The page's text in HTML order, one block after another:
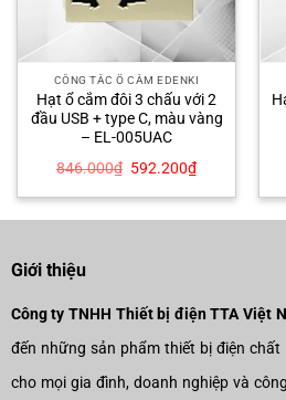
CÔNG TẮC Ổ CẮM EDENKI
Hạt ổ cắm đôi 3 chấu với 2
đầu USB + type C, màu vàng
– EL-005UAC
846.000₫ Giá
là:
592.200₫Giá
hiện
tại
592.200₫.
Giới thiệu
Công ty TNHH Thiết bị điện TTA Việt
đến những sản phẩm thiết bị điện
cho mọi gia đình, doanh nghiệp và